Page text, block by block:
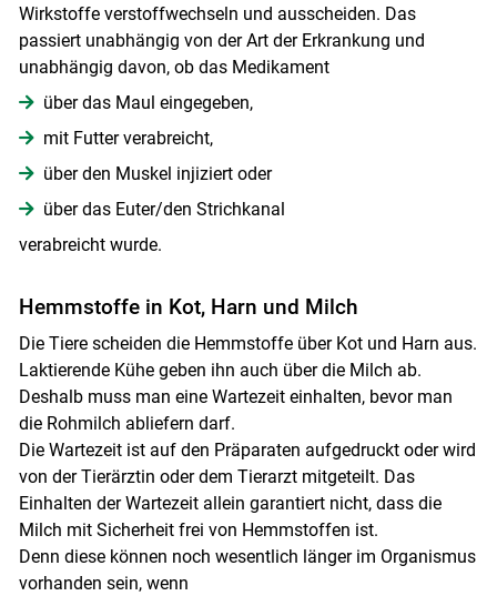
Wirkstoffe verstoffwechseln und ausscheiden. Das
passiert unabhängig von der Art der Erkrankung und
unabhängig davon, ob das Medikament
über das Maul eingegeben,
mit Futter verabreicht,
über den Muskel injiziert oder
über das Euter/den Strichkanal
verabreicht wurde.
Hemmstoffe in Kot, Harn und Milch
Die Tiere scheiden die Hemmstoffe über Kot und Harn aus.
Laktierende Kühe geben ihn auch über die Milch ab.
Deshalb muss man eine Wartezeit einhalten, bevor man
die Rohmilch abliefern darf.
Die Wartezeit ist auf den Präparaten aufgedruckt oder wird
von der Tierärztin oder dem Tierarzt mitgeteilt. Das
Einhalten der Wartezeit allein garantiert nicht, dass die
Milch mit Sicherheit frei von Hemmstoffen ist.
Denn diese können noch wesentlich länger im Organismus
vorhanden sein, wenn